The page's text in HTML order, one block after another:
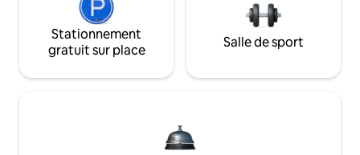
Stationnement
gratuit sur place
Salle de sport